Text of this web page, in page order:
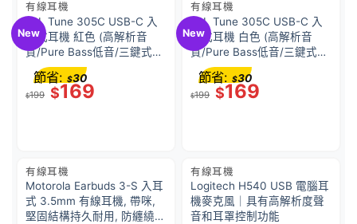
New
有線耳機
JBL Tune 305C USB-C 入
耳式耳機 紅色 (高解析音
質/Pure Bass低音/三鍵式線
控麥克風/EQ預設)
$199 $169
節省: $30
New
有線耳機
JBL Tune 305C USB-C 入
耳式耳機 白色 (高解析音
質/Pure Bass低音/三鍵式線
控麥克風/EQ預設)
$199 $169
節省: $30
有線耳機
Motorola Earbuds 3-S 入耳
式 3.5mm 有線耳機, 帶咪,
堅固結構持久耐用, 防纏繞電
有線耳機
Logitech H540 USB 電腦耳
機麥克風｜具有高解析度聲
音和耳罩控制功能